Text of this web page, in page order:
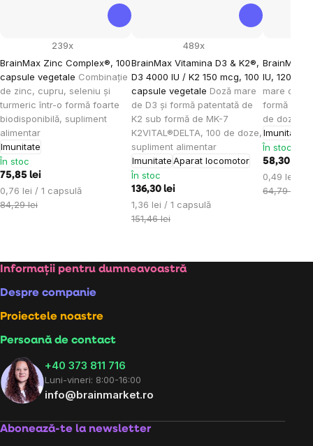
BrainMax Zinc Complex®, 100
capsule vegetale Combinație
de zinc, cupru, seleniu și
turmeric într-o formă foarte
biodisponibilă, supliment
alimentar
Imunitate
239x
În stoc
75,85 lei
Evaluare
preţ:
0,76 lei / 1 capsulă
84,29 lei
BrainMax Vitamina D3 & K2®,
D3 4000 IU / K2 150 mcg, 100
capsule vegetale Doză mare
de D3 și formă patentată de
K2 sub formă de MK-7
K2VITAL®DELTA, 100 de doze,
supliment alimentar
ImunitateAparat locomotor
489x
În stoc
136,30 lei
Evaluare
preţ:
1,36 lei / 1 capsulă
151,46 lei
BrainMax
IU, 120
mare de
formă de
de doze,
Imunitate
În stoc
58,30 lei
Evaluare
preţ:
0,49 lei / 1
64,79 lei
Subsol
Informații pentru dumneavoastră
Despre companie
Proiectele noastre
Persoană de contact
+40 373 811 716
Luni-vineri: 8:00-16:00
info@brainmarket.ro
Abonează-te la newsletter